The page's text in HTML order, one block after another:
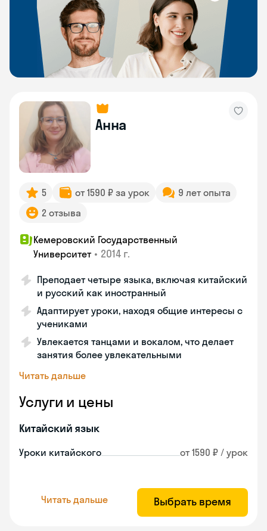
Анна
5 от 1590 ₽ за урок
9 лет опыта
2 отзыва
Кемеровский Государственный
Университет • 2014 г.
Преподает четыре языка, включая китайский
и русский как иностранный
Адаптирует уроки, находя общие интересы с
учениками
Увлекается танцами и вокалом, что делает
занятия более увлекательными
Читать дальше
Услуги и цены
Китайский язык
Уроки китайского от 1590 ₽ / урок
Читать дальше Выбрать время